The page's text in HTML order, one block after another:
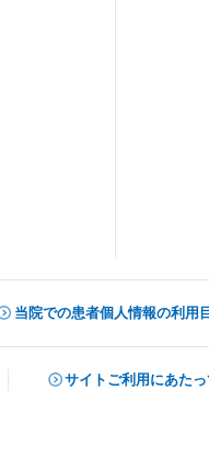
当院での患者個人情報の利用
サイトご利用にあたっ